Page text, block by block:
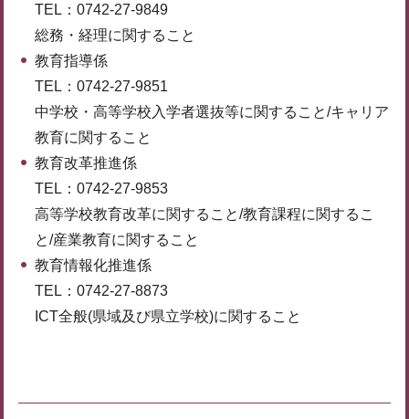
TEL：0742-27-9849
総務・経理に関すること
教育指導係
TEL：0742-27-9851
中学校・高等学校入学者選抜等に関すること/キャリア
教育に関すること
教育改革推進係
TEL：0742-27-9853
高等学校教育改革に関すること/教育課程に関するこ
と/産業教育に関すること
教育情報化推進係
TEL：0742-27-8873
ICT全般(県域及び県立学校)に関すること